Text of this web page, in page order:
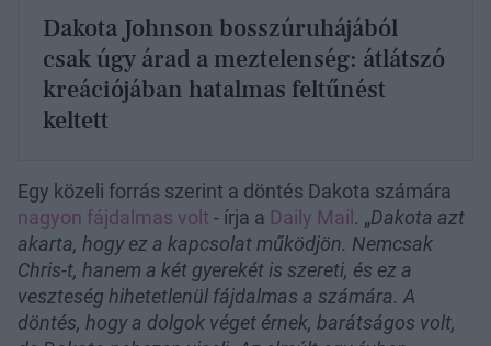
Dakota Johnson bosszúruhájából
csak úgy árad a meztelenség: átlátszó
kreációjában hatalmas feltűnést
keltett
Egy közeli forrás szerint a döntés Dakota számára
nagyon fájdalmas volt - írja a Daily Mail . „Dakota azt
akarta, hogy ez a kapcsolat működjön. Nemcsak
Chris-t, hanem a két gyerekét is szereti, és ez a
veszteség hihetetlenül fájdalmas a számára. A
döntés, hogy a dolgok véget érnek, barátságos volt,